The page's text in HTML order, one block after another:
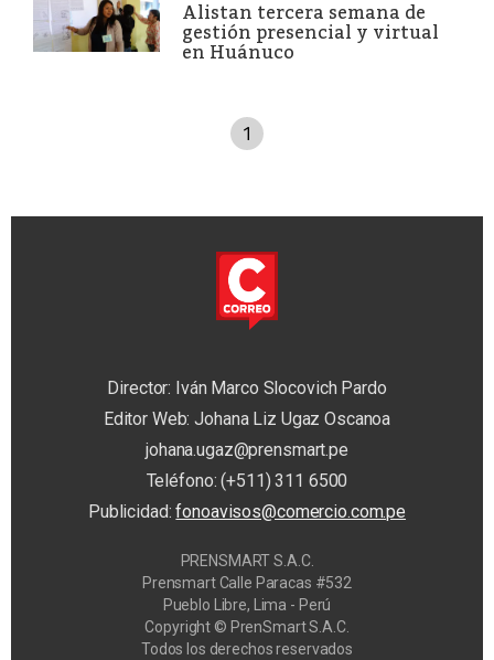
Alistan tercera semana de
gestión presencial y virtual
en Huánuco
1
Director: Iván Marco Slocovich Pardo
Editor Web: Johana Liz Ugaz Oscanoa
johana.ugaz@prensmart.pe
Teléfono: (+511) 311 6500
Publicidad:fonoavisos@comercio.com.pe
PRENSMART S.A.C.
Prensmart Calle Paracas #532
Pueblo Libre, Lima - Perú
Copyright © PrenSmart S.A.C.
Todos los derechos reservados